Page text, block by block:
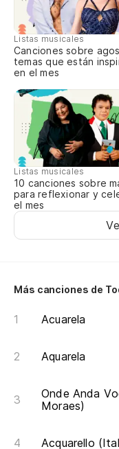
Listas musicales
Canciones sobre
temas que están
en el mes
Listas musicales
10 canciones sobre
para reflexionar y
el mes
Más canciones de
Acuarela
Aquarela
Onde Anda
Moraes)
Acquarello